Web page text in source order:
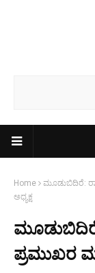
Home
ಮೂಡುಬಿದಿರೆ:
ಅಧ್ಯಕ್ಷ
ಪ್ರಮುಖರ